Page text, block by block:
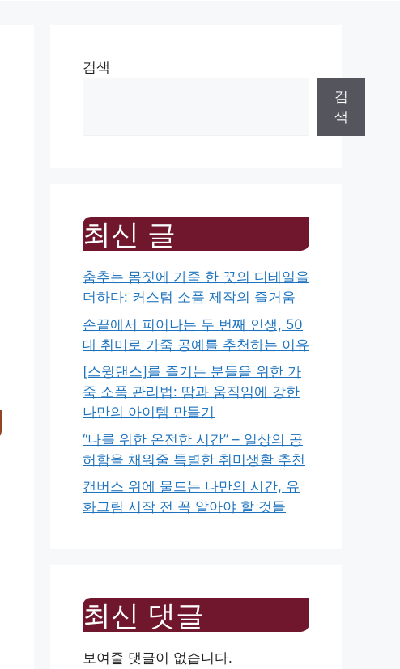
검색
검
색
최신 글
춤추는 몸짓에 가죽 한 끗의 디테일을
더하다: 커스텀 소품 제작의 즐거움
손끝에서 피어나는 두 번째 인생, 50
대 취미로 가죽 공예를 추천하는 이유
[스윙댄스]를 즐기는 분들을 위한 가
죽 소품 관리법: 땀과 움직임에 강한
나만의 아이템 만들기
“나를 위한 온전한 시간” – 일상의 공
허함을 채워줄 특별한 취미생활 추천
캔버스 위에 물드는 나만의 시간, 유
화그림 시작 전 꼭 알아야 할 것들
최신 댓글
보여줄 댓글이 없습니다.